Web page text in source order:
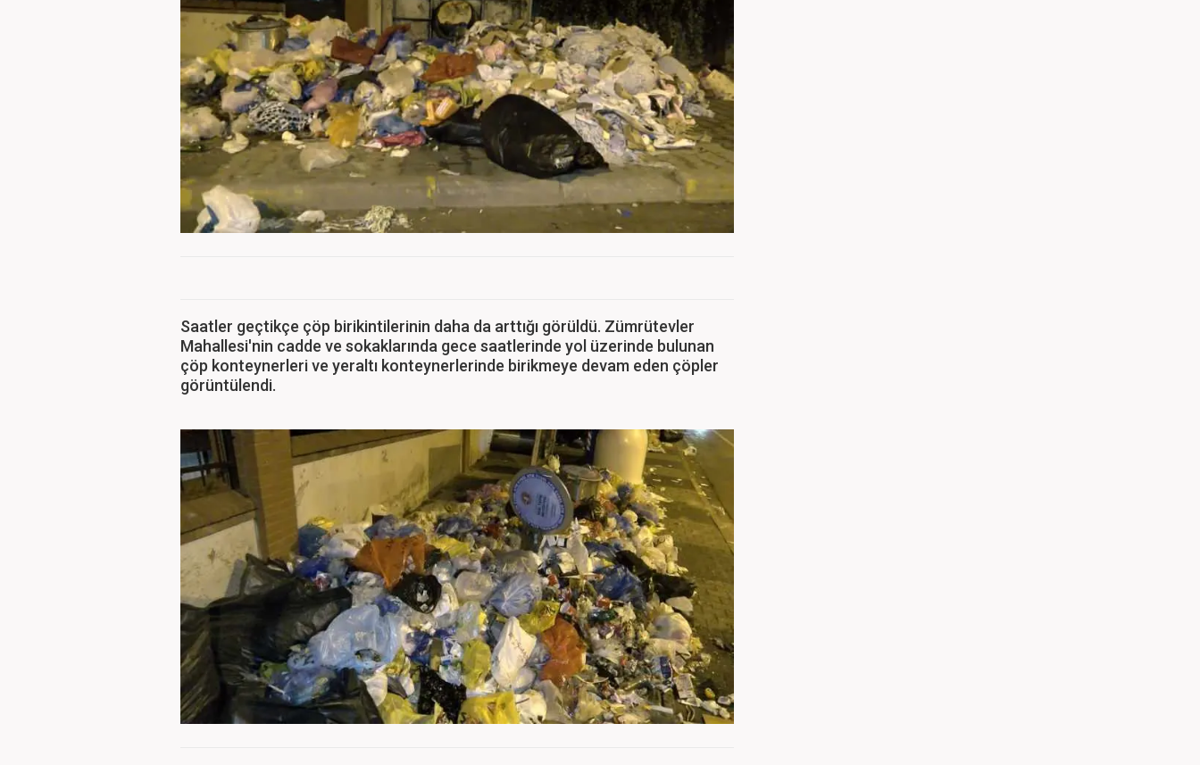
Saatler geçtikçe çöp birikintilerinin daha da arttığı görüldü. Zümrütevler
Mahallesi'nin cadde ve sokaklarında gece saatlerinde yol üzerinde bulunan
çöp konteynerleri ve yeraltı konteynerlerinde birikmeye devam eden çöpler
görüntülendi.